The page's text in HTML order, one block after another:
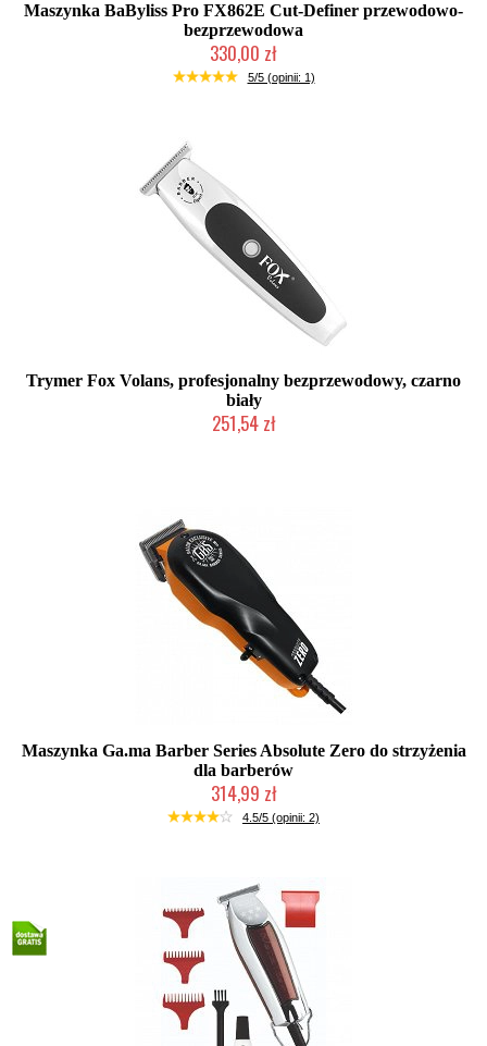
Maszynka BaByliss Pro FX862E Cut-Definer przewodowo-
bezprzewodowa
330,00 zł
Duża ilość (wysyłka w 24h)
5/5 (opinii: 1)
Trymer Fox Volans, profesjonalny bezprzewodowy, czarno
biały
251,54 zł
Maszynka Ga.ma Barber Series Absolute Zero do strzyżenia
dla barberów
314,99 zł
Mała ilość (wysyłka w 24h)
4.5/5 (opinii: 2)